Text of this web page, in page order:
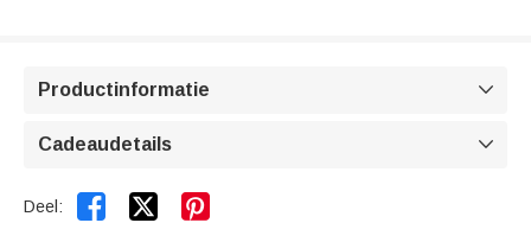
Productinformatie 
Cadeaudetails 
Deel:  